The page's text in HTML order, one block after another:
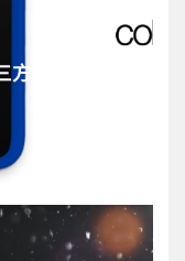
方聯乘iPhone